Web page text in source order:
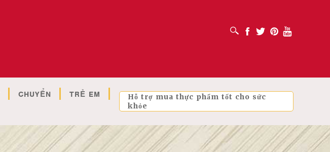
MỞ HỘP TÌM KIẾM Facebook
Twitter PinterestYoutube
CHUYỂN TRẺ EM
Hỗ trợ mua thực phẩm tốt cho sức
khỏe